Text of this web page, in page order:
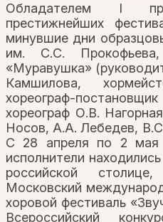
Обладателем I
престижнейших
минувшие дни
им. С.С.
«Муравушка»
Камшилова,
хореограф-
хореограф О.В.
Носов, А.А. Лебедев,
С 28 апреля по 2
исполнители
российской
Московский
хоровой фестиваль
Всероссийский